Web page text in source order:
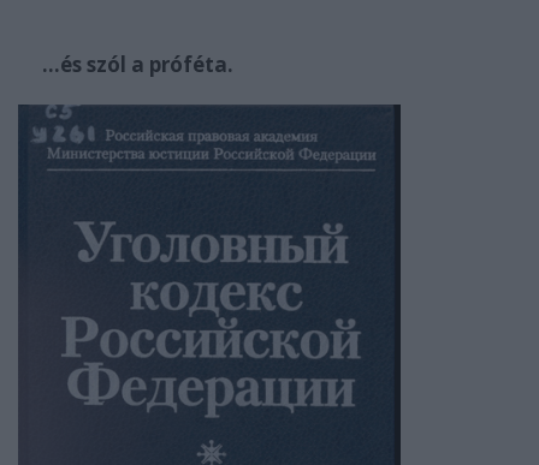
…és szól a próféta.